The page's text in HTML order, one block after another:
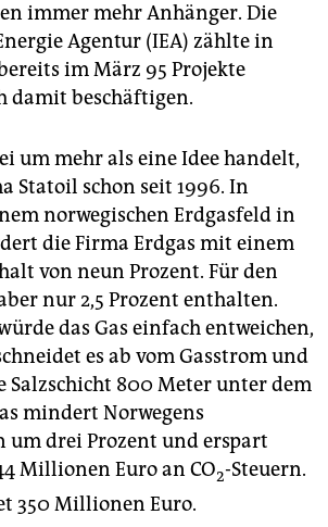
immer mehr Anhänger. Die
Agentur (IEA) zählte in
im März 95 Projekte
damit beschäftigen.
um mehr als eine Idee handelt,
Statoil schon seit 1996. In
norwegischen Erdgasfeld in
die Firma Erdgas mit einem
von neun Prozent. Für den
nur 2,5 Prozent enthalten.
das Gas einfach entweichen,
es ab vom Gasstrom und
Salzschicht 800 Meter unter dem
mindert Norwegens
um drei Prozent und erspart
Millionen Euro an CO2-Steuern.
350 Millionen Euro.